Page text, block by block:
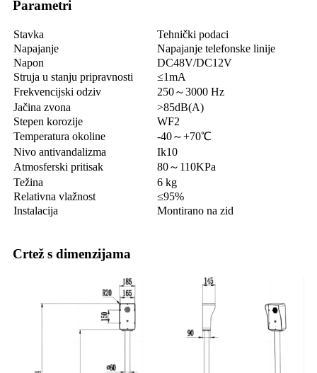
Parametri
Stavka
Tehnički podaci
Napajanje
Napajanje telefonske linije
Napon
DC48V/DC12V
Struja u stanju pripravnosti
≤1mA
Frekvencijski odziv
250～3000 Hz
Jačina zvona
>85dB(A)
Stepen korozije
WF2
Temperatura okoline
-40～+70℃
Nivo antivandalizma
Ik10
Atmosferski pritisak
80～110KPa
Težina
6 kg
Relativna vlažnost
≤95%
Instalacija
Montirano na zid
Crtež s dimenzijama